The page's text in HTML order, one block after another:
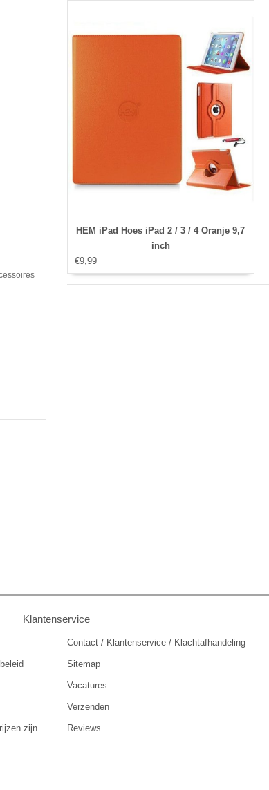
HEM iPad Hoes iPad 2 / 3 / 4 Oranje 9,7
inch
€9,99
Klantenservice
zijn
Contact / Klantenservice / Klachtafhandeling
Sitemap
Vacatures
Verzenden
Reviews